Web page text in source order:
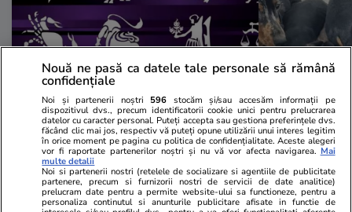
Horoscop 31 iul.
Horoscop 1 august 2026. Peștii
este bine să evite gândurile care
Lifestyle
Două
teckeli
Nouă ne pasă ca datele tale personale să rămână
confidențiale
Noi și partenerii noștri 596 stocăm și/sau accesăm informații pe
dispozitivul dvs., precum identificatorii cookie unici pentru prelucrarea
datelor cu caracter personal. Puteți accepta sau gestiona preferințele dvs.
făcând clic mai jos, respectiv vă puteți opune utilizării unui interes legitim
în orice moment pe pagina cu politica de confidențialitate. Aceste alegeri
vor fi raportate partenerilor noștri și nu vă vor afecta navigarea. Mai
multe detalii
Noi si partenerii nostri (retelele de socializare si agentiile de publicitate
partenere, precum si furnizorii nostri de servicii de date analitice)
prelucram date pentru a permite website-ului sa functioneze, pentru a
personaliza continutul si anunturile publicitare afisate in functie de